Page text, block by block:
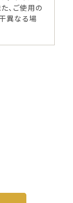
、ご使用の
異なる場